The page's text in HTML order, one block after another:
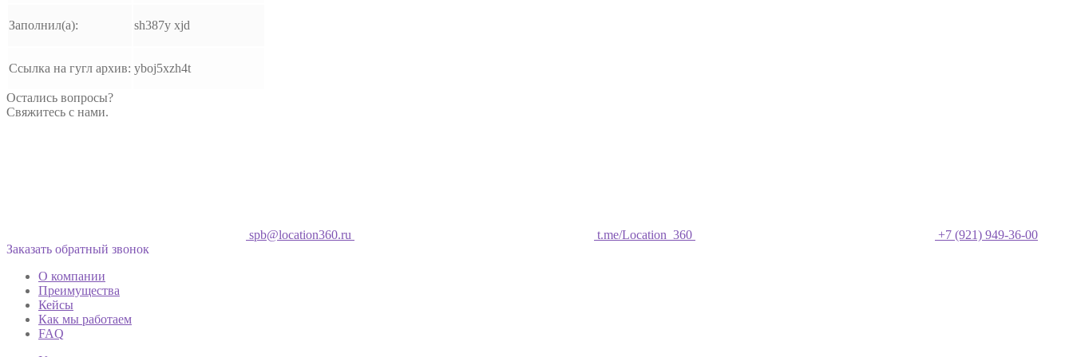
Заполнил(а): sh387y xjd
Ссылка на гугл архив: yboj5xzh4t
Остались вопросы?
Свяжитесь с нами.
spb@location360.ru t.me/Location_360
+7 (921) 949-36-00
Заказать обратный звонок
О компании
Преимущества
Кейсы
Как мы работаем
FAQ